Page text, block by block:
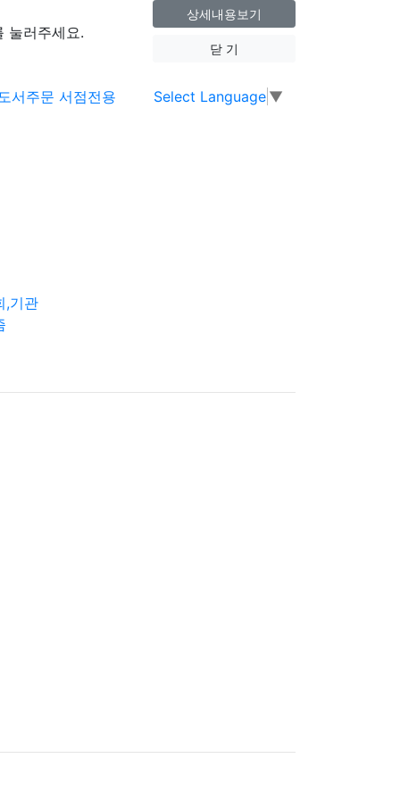
눌러주세요.
상세내용보기
닫 기
Select Language ▼
,기관